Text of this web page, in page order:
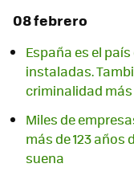
08 febrero
España es el
instaladas.
criminalidad
Miles de
más de 123 años
suena